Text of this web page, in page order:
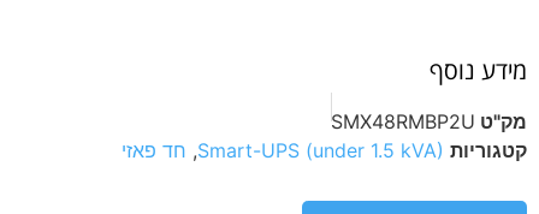
מידע נוסף
מק"ט SMX48RMBP2U
קטגוריות Smart-UPS (under 1.5 kVA)
, חד פאזי